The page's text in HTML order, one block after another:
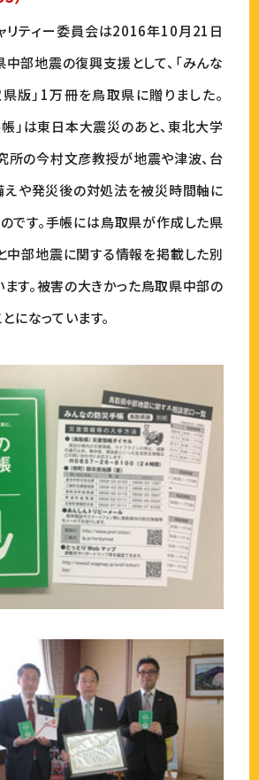
リティー委員会は2016年10月21日
部地震の復興支援として、「みんな
版」1万冊を鳥取県に贈りました。
」は東日本大震災のあと、東北大学
所の今村文彦教授が地震や津波、台
えや発災後の対処法を被災時間軸に
です。手帳には鳥取県が作成した県
中部地震に関する情報を掲載した別
す。被害の大きかった鳥取県中部の
になっています。